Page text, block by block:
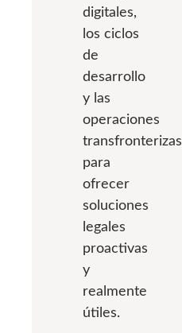
digitales,
los ciclos
de
desarrollo
y las
operaciones
transfronterizas
para
ofrecer
soluciones
legales
proactivas
y
realmente
útiles.